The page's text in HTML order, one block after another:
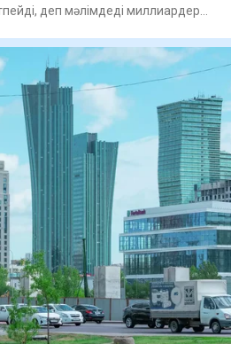
деп мәлімдеді миллиардер